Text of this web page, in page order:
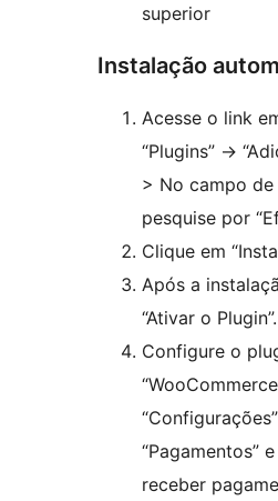
superior
Instalação
Acesse o link
“Plugins” ->
> No campo de
pesquise por
Clique em
Após a
“Ativar o Plugin”.
Configure o
“Pagamentos”
receber